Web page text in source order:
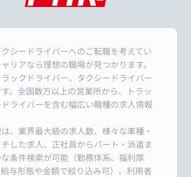
シードライバーへのご転職を考えてい
リアなら理想の職場が見つかります。
ックドライバー、タクシードライバー
。全国数万以上の営業所から、トラッ
ライバーを含む幅広い職種の求人情報
、業界最大級の求人数、様々な車種・
した求人、正社員からパート・派遣ま
条件検索が可能（勤務体系、福利厚
与形態や金額で絞り込み可）、利用者